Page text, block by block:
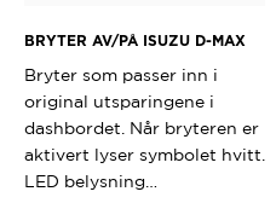
BRYTER AV/PÅ ISUZU D-MAX
Bryter som passer inn i
original utsparingene i
dashbordet. Når bryteren er
aktivert lyser symbolet hvitt.
LED belysning…